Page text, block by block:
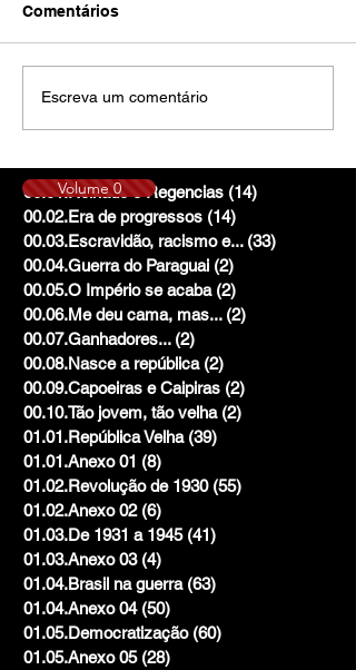
Comentários
Escreva um comentário
00.01.Reinado e Regencias (14)
00.02.Era de progressos (14)
00.03.Escravidão, racismo e... (33)
00.04.Guerra do Paraguai (2)
00.05.O Império se acaba (2)
00.06.Me deu cama, mas... (2)
00.07.Ganhadores... (2)
00.08.Nasce a república (2)
00.09.Capoeiras e Caipiras (2)
00.10.Tão jovem, tão velha (2)
01.01.República Velha (39)
01.01.Anexo 01 (8)
01.02.Revolução de 1930 (55)
01.02.Anexo 02 (6)
01.03.De 1931 a 1945 (41)
01.03.Anexo 03 (4)
01.04.Brasil na guerra (63)
01.04.Anexo 04 (50)
01.05.Democratização (60)
01.05.Anexo 05 (28)
Volume 0